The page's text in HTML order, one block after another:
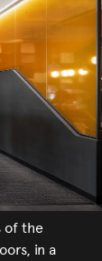
of the
in a